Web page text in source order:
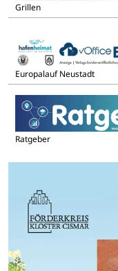
Grillen
Europalauf Neustadt
Ratgeber